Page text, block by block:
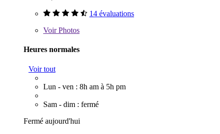
14 évaluations
VoirPhotos
Heures normales
Voir tout
Lun - ven : 8h am à 5h pm
Sam - dim : fermé
Fermé aujourd'hui